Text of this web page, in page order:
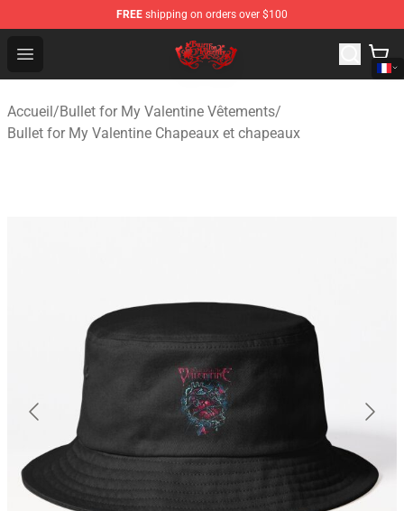
FREE shipping on orders over $100
Open menu
Bullet for My Valentine Store - Official Bullet for My
Accueil/Bullet for My Valentine Vêtements/
Bullet for My Valentine Chapeaux et chapeaux